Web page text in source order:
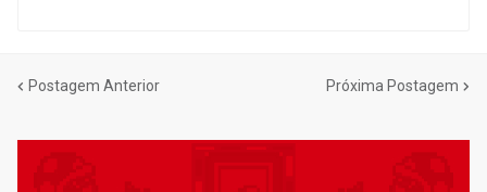
Postagem Anterior Próxima Postagem